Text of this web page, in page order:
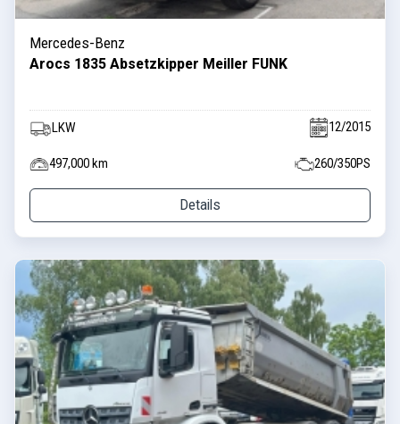
Mercedes-Benz
Arocs 1835 Absetzkipper Meiller FUNK
LKW 12/2015
497,000 km 260/350PS
Details